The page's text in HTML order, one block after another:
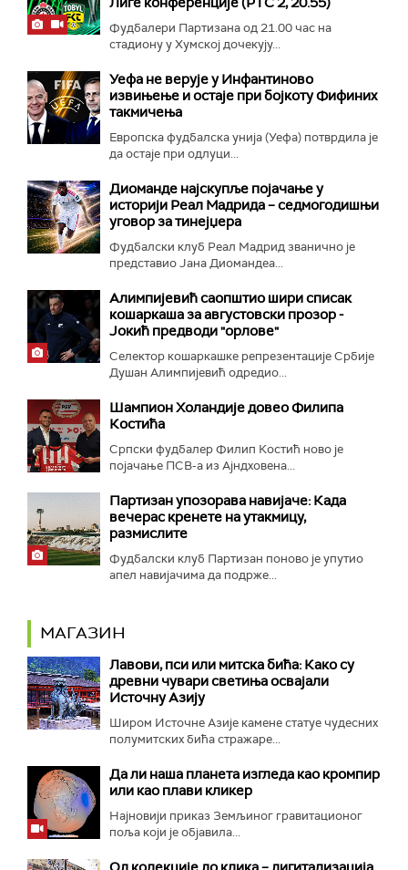
Фудбалери Партизана од 21.00 час на
стадиону у Хумској дочекују...
Уефа не верује у Инфантиново
извињење и остаје при бојкоту Фифиних
такмичења
Европска фудбалска унија (Уефа) потврдила је
да остаје при одлуци...
Диоманде најскупље појачање у
историји Реал Мадрида – седмогодишњи
уговор за тинејџера
Фудбалски клуб Реал Мадрид званично је
представио Јана Диомандеа...
Алимпијевић саопштио шири списак
кошаркаша за августовски прозор -
Јокић предводи "орлове"
Селектор кошаркашке репрезентације Србије
Душан Алимпијевић одредио...
Шампион Холандије довео Филипа
Костића
Српски фудбалер Филип Костић ново је
појачање ПСВ-а из Ајндховена...
Партизан упозорава навијаче: Када
вечерас кренете на утакмицу,
размислите
Фудбалски клуб Партизан поново је упутио
апел навијачима да подрже...
МАГАЗИН
Лавови, пси или митска бића: Како су
древни чувари светиња освајали
Источну Азију
Широм Источне Азије камене статуе чудесних
полумитских бића стражаре...
Да ли наша планета изгледа као кромпир
или као плави кликер
Најновији приказ Земљиног гравитационог
поља који је објавила...